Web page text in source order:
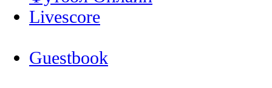
Livescore
Guestbook